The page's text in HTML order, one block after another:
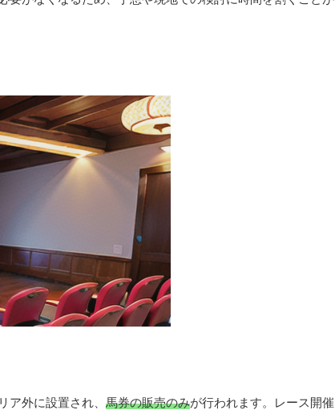
ア外に設置され、 馬券の販売のみが行われます。レース開催